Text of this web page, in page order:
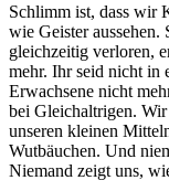
Schlimm ist, dass wir
wie Geister
gleichzeitig verloren,
mehr. Ihr seid nicht in
Erwachsene nicht
bei Gleichaltrigen.
unseren kleinen
Wutbäuchen. Und
Niemand zeigt uns,